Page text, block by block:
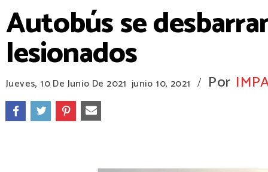
Autobús se
lesionados
Jueves, 10 De Junio De 2021 junio 10, 2021 / Por